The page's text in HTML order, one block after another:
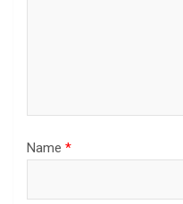
Name *